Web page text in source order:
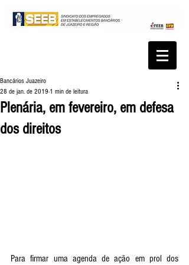
Plenária, em fevereiro, em defesa
dos direitos
Bancários Juazeiro
28 de jan. de 2019 1 min de leitura
Para firmar uma agenda de ação em prol dos